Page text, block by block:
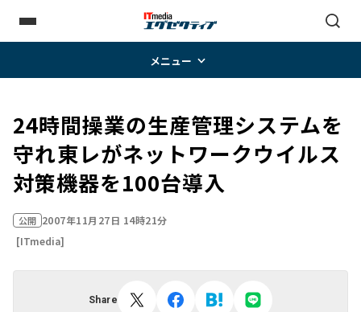
メニュー
24時間操業の生産管理システムを
守れ――東レがネットワークウイルス
対策機器を100台導入
公開 2007年11月27日 14時21分
[ITmedia]
Share